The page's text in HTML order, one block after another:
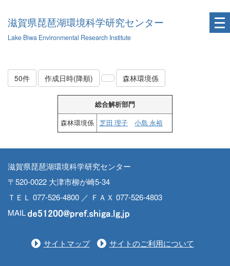
滋賀県琵琶湖環境科学研究センター
Lake Biwa Environmental Research Institute
50件 作成日時(降順) 森林環境係
総合解析部門
森林環境係
芝田 理子 小島 永裕
滋賀県琵琶湖環境科学研究センター
〒520-0022 大津市柳が崎5-34
ＴＥＬ 077-526-4800 ／ ＦＡＸ 077-526-4803
MAIL
サイトマップ サイトのご利用について